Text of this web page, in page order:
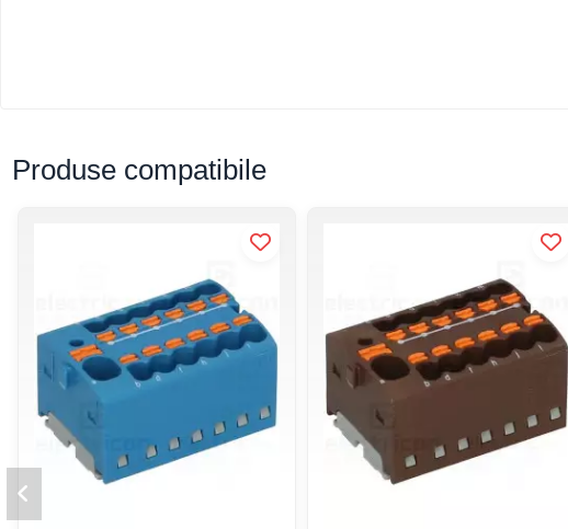
Produse compatibile